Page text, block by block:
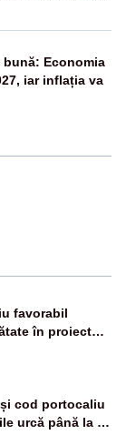
bună: Economia
iar inflația va
favorabil
în proiectul
cod portocaliu
urcă până la 38
tropicale